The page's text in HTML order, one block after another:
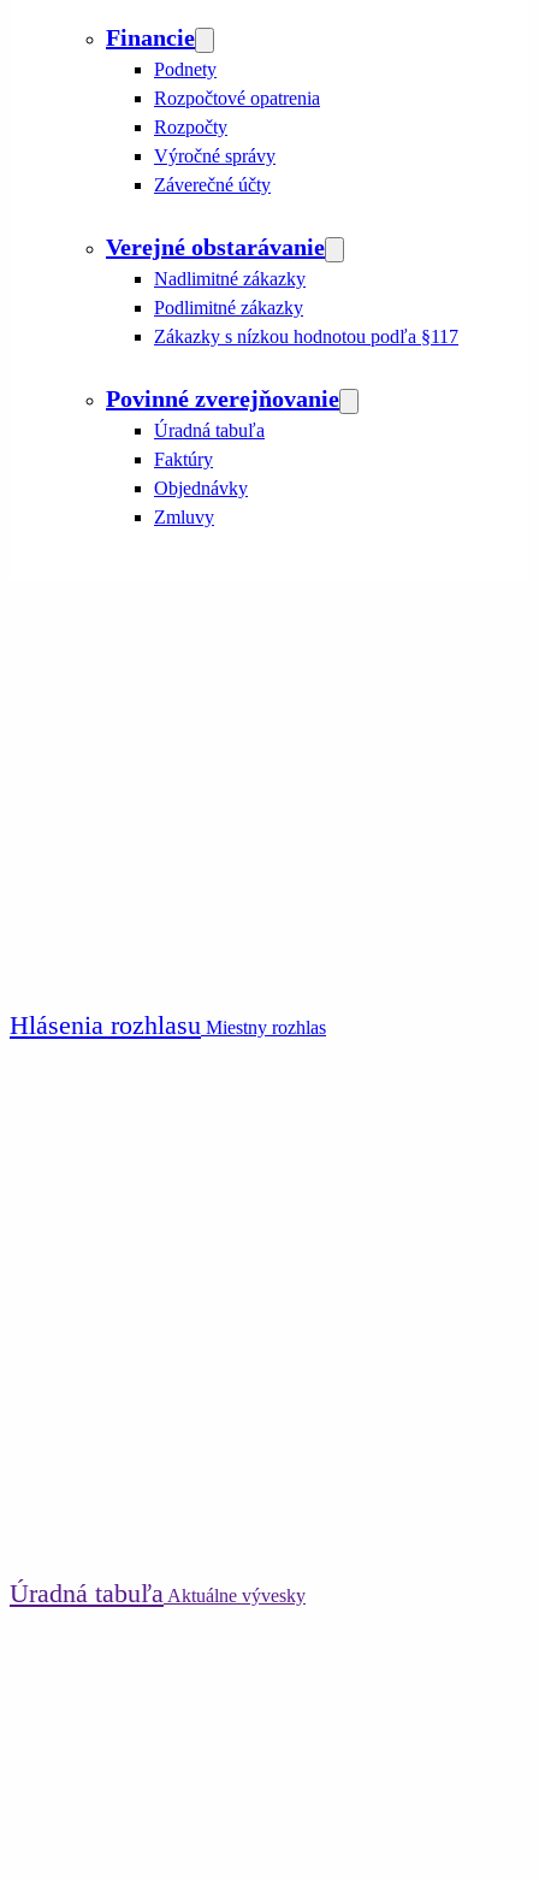
Financie
Podnety
Rozpočtové opatrenia
Rozpočty
Výročné správy
Záverečné účty
Verejné obstarávanie
Nadlimitné zákazky
Podlimitné zákazky
Zákazky s nízkou hodnotou podľa §117
Povinné zverejňovanie
Úradná tabuľa
Faktúry
Objednávky
Zmluvy
Hlásenia rozhlasu Miestny rozhlas
Úradná tabuľa Aktuálne vývesky